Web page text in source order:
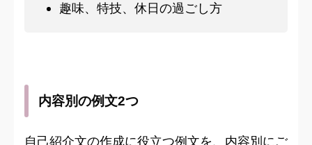
趣味、特技、休日の過ごし方
内容別の例文2つ
自己紹介文の作成に役立つ例文を、内容別にご